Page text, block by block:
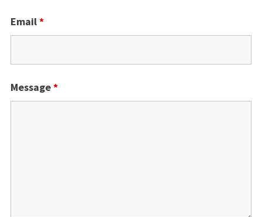
Email*
Message*